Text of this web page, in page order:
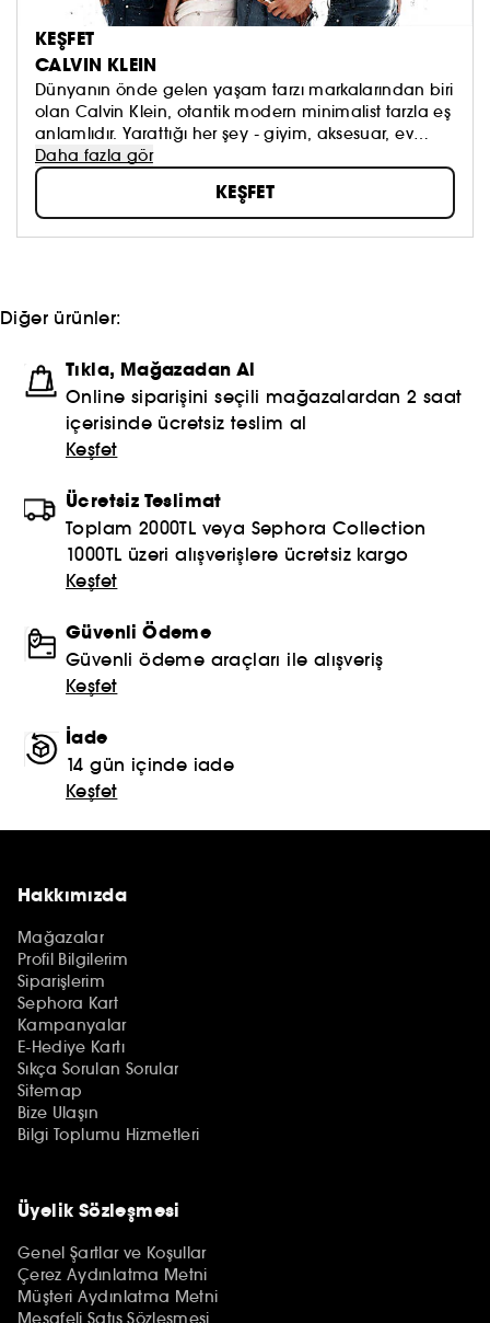
KEŞFET
CALVIN KLEIN
Dünyanın önde gelen yaşam tarzı markalarından biri
olan Calvin Klein, otantik modern minimalist tarzla eş
anlamlıdır. Yarattığı her şey - giyim, aksesuar, ev
tasarımı - zamansız bir klasik haline gelir. Markanın
ödüllü kokuları da yine zamansız klasikler haline
gelmiştir. Calvin Klein'ın cesur ve ikonik kokular
portföyü, parfüm dünyasını yeniden tanımlamaya
devam ediyor.
Daha fazla gör
KEŞFET
Diğer ürünler:
Tıkla, Mağazadan Al
Online siparişini seçili mağazalardan 2 saat
içerisinde ücretsiz teslim al
Keşfet
Ücretsiz Teslimat
Toplam 2000TL veya Sephora Collection
1000TL üzeri alışverişlere ücretsiz kargo
Keşfet
Güvenli Ödeme
Güvenli ödeme araçları ile alışveriş
Keşfet
İade
14 gün içinde iade
Keşfet
Hakkımızda
Mağazalar
Profil Bilgilerim
Siparişlerim
Sephora Kart
Kampanyalar
E-Hediye Kartı
Sıkça Sorulan Sorular
Sitemap
Bize Ulaşın
Bilgi Toplumu Hizmetleri
Üyelik Sözleşmesi
Genel Şartlar ve Koşullar
Çerez Aydınlatma Metni
Müşteri Aydınlatma Metni
Mesafeli Satış Sözleşmesi